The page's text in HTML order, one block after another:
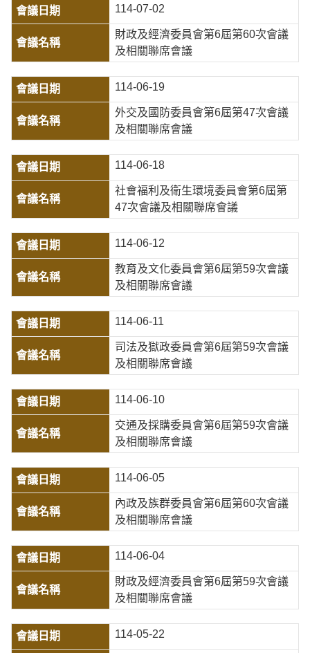
114-07-02
財政及經濟委員會第6屆第60次會議
及相關聯席會議
114-06-19
外交及國防委員會第6屆第47次會議
及相關聯席會議
114-06-18
社會福利及衛生環境委員會第6屆第
47次會議及相關聯席會議
114-06-12
教育及文化委員會第6屆第59次會議
及相關聯席會議
114-06-11
司法及獄政委員會第6屆第59次會議
及相關聯席會議
114-06-10
交通及採購委員會第6屆第59次會議
及相關聯席會議
114-06-05
內政及族群委員會第6屆第60次會議
及相關聯席會議
114-06-04
財政及經濟委員會第6屆第59次會議
及相關聯席會議
114-05-22